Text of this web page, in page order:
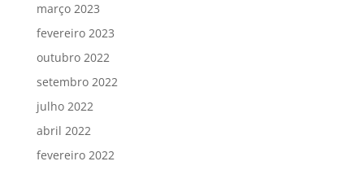
março 2023
fevereiro 2023
outubro 2022
setembro 2022
julho 2022
abril 2022
fevereiro 2022